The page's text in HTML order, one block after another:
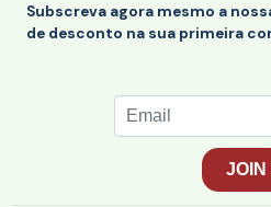
Subscreva agora mesmo a
de desconto na sua primeira